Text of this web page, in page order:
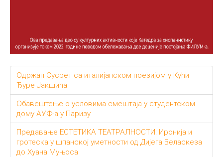
Одржан Сусрет са италијанском поезијом у Кући
Ђуре Јакшића
Обавештење о условима смештаја у студентском
дому АУФ-а у Паризу
Предавање ЕСТЕТИКА ТЕАТРАЛНОСТИ: Иронија и
гротеска у шпанској уметности од Дијега Веласкеза
до Хуана Муњоса